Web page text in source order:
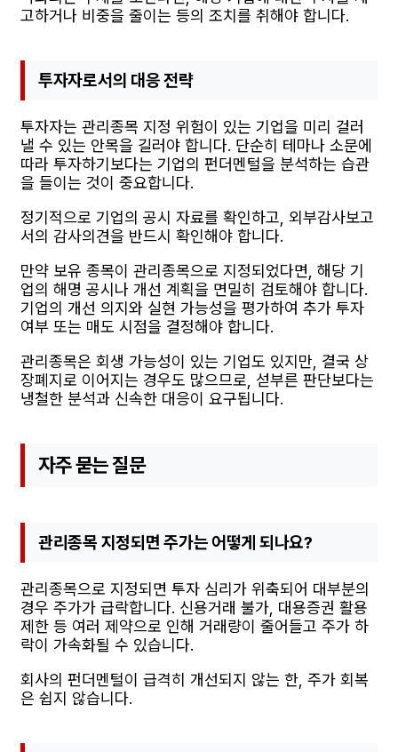
고하거나 비중을 줄이는 등의 조치를 취해야 합니다.
투자자로서의 대응 전략
투자자는 관리종목 지정 위험이 있는 기업을 미리 걸러
낼 수 있는 안목을 길러야 합니다. 단순히 테마나 소문에
따라 투자하기보다는 기업의 펀더멘털을 분석하는 습관
을 들이는 것이 중요합니다.
정기적으로 기업의 공시 자료를 확인하고, 외부감사보고
서의 감사의견을 반드시 확인해야 합니다.
만약 보유 종목이 관리종목으로 지정되었다면, 해당 기
업의 해명 공시나 개선 계획을 면밀히 검토해야 합니다.
기업의 개선 의지와 실현 가능성을 평가하여 추가 투자
여부 또는 매도 시점을 결정해야 합니다.
관리종목은 회생 가능성이 있는 기업도 있지만, 결국 상
장폐지로 이어지는 경우도 많으므로, 섣부른 판단보다는
냉철한 분석과 신속한 대응이 요구됩니다.
자주 묻는 질문
관리종목 지정되면 주가는 어떻게 되나요?
관리종목으로 지정되면 투자 심리가 위축되어 대부분의
경우 주가가 급락합니다. 신용거래 불가, 대용증권 활용
제한 등 여러 제약으로 인해 거래량이 줄어들고 주가 하
락이 가속화될 수 있습니다.
회사의 펀더멘털이 급격히 개선되지 않는 한, 주가 회복
은 쉽지 않습니다.